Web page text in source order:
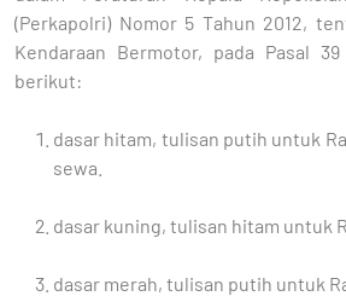
(Perkapolri) Nomor 5 Tahun 2012,
Kendaraan Bermotor, pada Pasal
berikut:
dasar hitam, tulisan putih untuk
sewa.
dasar kuning, tulisan hitam untuk
dasar merah, tulisan putih untuk